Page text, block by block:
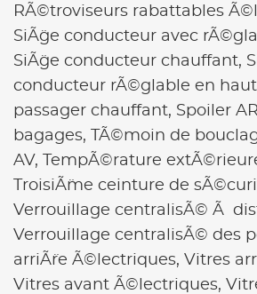
RÃ©troviseurs rabattables
SiÃ¨ge conducteur avec
SiÃ¨ge conducteur chauffant,
conducteur rÃ©glable en
passager chauffant, Spoiler
bagages,
TÃ©moin de
AV,
TempÃ©rature
TroisiÃ¨me ceinture de
Verrouillage centralisÃ© Ã
Verrouillage centralisÃ© des
arriÃ¨re Ã©lectriques, Vitres
Vitres avant Ã©lectriques,